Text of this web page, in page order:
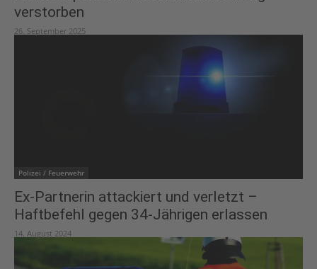
verstorben
26. September 2025
Polizei / Feuerwehr
Ex-Partnerin attackiert und verletzt –
Haftbefehl gegen 34-Jährigen erlassen
14. August 2024